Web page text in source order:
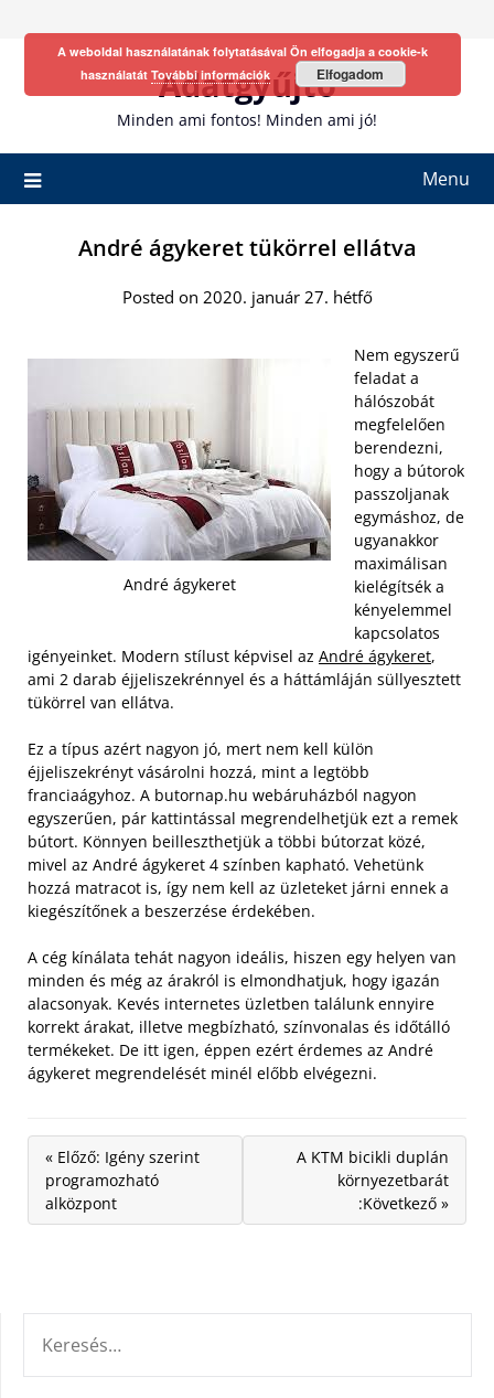
Adatgyűjtő
Minden ami fontos! Minden ami jó!
Menu
André ágykeret tükörrel ellátva
Posted on 2020. január 27. hétfő
André ágykeret
Nem egyszerű
feladat a
hálószobát
megfelelően
berendezni,
hogy a bútorok
passzoljanak
egymáshoz, de
ugyanakkor
maximálisan
kielégítsék a
kényelemmel
kapcsolatos
igényeinket. Modern stílust képvisel az André ágykeret,
ami 2 darab éjjeliszekrénnyel és a háttámláján süllyesztett
tükörrel van ellátva.
Ez a típus azért nagyon jó, mert nem kell külön
éjjeliszekrényt vásárolni hozzá, mint a legtöbb
franciaágyhoz. A butornap.hu webáruházból nagyon
egyszerűen, pár kattintással megrendelhetjük ezt a remek
bútort. Könnyen beilleszthetjük a többi bútorzat közé,
mivel az André ágykeret 4 színben kapható. Vehetünk
hozzá matracot is, így nem kell az üzleteket járni ennek a
kiegészítőnek a beszerzése érdekében.
A cég kínálata tehát nagyon ideális, hiszen egy helyen van
minden és még az árakról is elmondhatjuk, hogy igazán
alacsonyak. Kevés internetes üzletben találunk ennyire
korrekt árakat, illetve megbízható, színvonalas és időtálló
termékeket. De itt igen, éppen ezért érdemes az André
ágykeret megrendelését minél előbb elvégezni.
« Előző: Igény szerint
programozható
alközpont
A KTM bicikli duplán
környezetbarát
:Következő »
A weboldal használatának folytatásával Ön elfogadja a cookie-k
használatát További információk Elfogadom